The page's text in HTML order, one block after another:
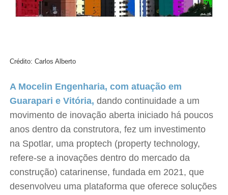
Crédito: Carlos Alberto
A Mocelin Engenharia, com atuação em
Guarapari e Vitória,dando continuidade a um
movimento de inovação aberta iniciado há poucos
anos dentro da construtora, fez um investimento
na Spotlar, uma proptech (property technology,
refere-se a inovações dentro do mercado da
construção) catarinense, fundada em 2021, que
desenvolveu uma plataforma que oferece soluções